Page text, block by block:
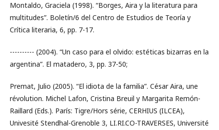
Montaldo, Graciela (1998). “Borges, Aira y la literatura para
multitudes”. Boletín/6 del Centro de Estudios de Teoría y
Crítica literaria, 6, pp. 7-17.
---------- (2004). “Un caso para el olvido: estéticas bizarras en la
argentina”. El matadero, 3, pp. 37-50;
Premat, Julio (2005). “El idiota de la familia”. César Aira, une
révolution. Michel Lafon, Cristina Breuil y Margarita Remón-
Raillard (Eds.). París: Tigre/Hors série, CERHIUS (ILCEA),
Univesité Stendhal-Grenoble 3, LI.RI.CO-TRAVERSES, Université